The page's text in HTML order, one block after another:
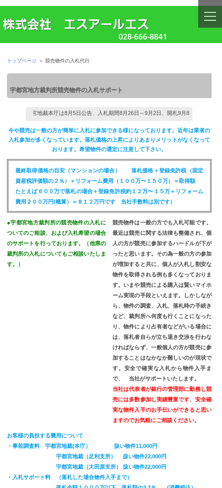
トップページ ＞ 競売物件の入札代行
宇都宮地方裁判所競売物件の入札サポート
現在宇都宮地裁本庁は8月5日公告、入札期間8月26日～9月2日、開札9月8日を公告中です
今や競売は一般の方が簡単に入札に参加できる様になっております。近年は業者の
入札参加が多くなっています。落札価格の上昇によりあまりメリットがなくなって
おります。希望物件の選定に注意して下さい。
最終取得価格の目安（マンションの場合） 落札価格＋登録免許税（固定
資産税評価額の２％）＋リフォーム費用（１００万〜１５０万）＝取得額
たとえば６００万で落札の場合＋登録免許税約１２万〜１５万＋リフォーム
費用２００万円(概算）＝８１２万円です 当社手数料は別です）
●宇都宮地方裁判所の競売物件の入札に
ついてのご相談、および入札希望の場合
のサポートを行っております。（他県の
裁判所の入札についてもご相談いたしま
す。）
競売物件は一般の方でも入札可能です。
最近は競売に関する法律も整備され、個
人の方が競売に参加するハードルが下が
ったと思います。その為一般の方の参加
が増加すると共に、個人が入札し割安な
物件を取得される例も多くなっておりま
す。いまや競売による購入は賢いマイホ
ーム実現の手段といえます。しかしなが
ら、物件の調査、入札、落札時の手続き
など、裁判所へ何度も行くことになった
り、物件により占有者などがいる場合に
は、落札者自らが立ち退き交渉を行わな
ければならず、一般個人の方が競売に参
加することはなかなか難しいのが現状で
す。安全で確実な入札から物件入手ま
で、 当社がサポートいたします。
当社は代表者が銀行の管理部に勤務し競
売には多数参加し実績豊富です、安全確
実な物件入手のお手伝いができると思い
ますのでお気軽にご相談ください。
お客様の負担する費用について
・事前調査料 宇都宮地裁(本庁） 扱い物件11,000円
宇都宮地裁（足利支所） 扱い物件22,000円
宇都宮地裁（大田原支所） 扱い物件22,000円
・入札サポート料 （落札した場合物件入手まで）